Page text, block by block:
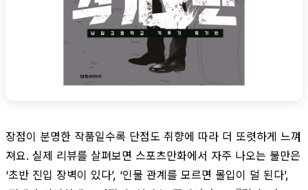
장점이 분명한 작품일수록 단점도 취향에 따라 더 또렷하게 느껴
져요. 실제 리뷰를 살펴보면 스포츠만화에서 자주 나오는 불만은
‘초반 진입 장벽이 있다’, ‘인물 관계를 모르면 몰입이 덜 된다’,